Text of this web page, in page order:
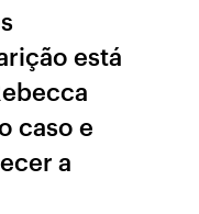
está
caso e
a